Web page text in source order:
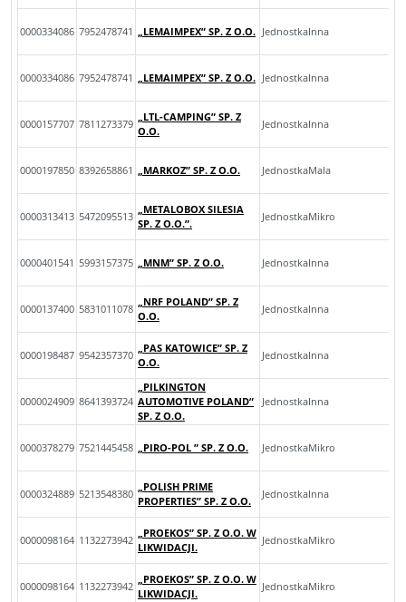
0000334086 7952478741 „LEMAIMPEX” SP. Z O.O. JednostkaInna
0000334086 7952478741 „LEMAIMPEX” SP. Z O.O. JednostkaInna
0000157707 7811273379
„LTL-CAMPING” SP. Z
O.O.
JednostkaInna
0000197850 8392658861 „MARKOZ” SP. Z O.O. JednostkaMala
0000313413 5472095513
„METALOBOX SILESIA
SP. Z O.O.”.
JednostkaMikro
0000401541 5993157375 „MNM” SP. Z O.O. JednostkaInna
0000137400 5831011078
„NRF POLAND” SP. Z
O.O.
JednostkaInna
0000198487 9542357370
„PAS KATOWICE” SP. Z
O.O.
JednostkaInna
0000024909 8641393724
„PILKINGTON
AUTOMOTIVE POLAND”
SP. Z O.O.
JednostkaInna
0000378279 7521445458 „PIRO-POL ” SP. Z O.O. JednostkaMikro
0000324889 5213548380
„POLISH PRIME
PROPERTIES” SP. Z O.O.
JednostkaInna
0000098164 1132273942
„PROEKOS” SP. Z O.O. W
LIKWIDACJI.
JednostkaMikro
0000098164 1132273942
„PROEKOS” SP. Z O.O. W
LIKWIDACJI.
JednostkaMikro